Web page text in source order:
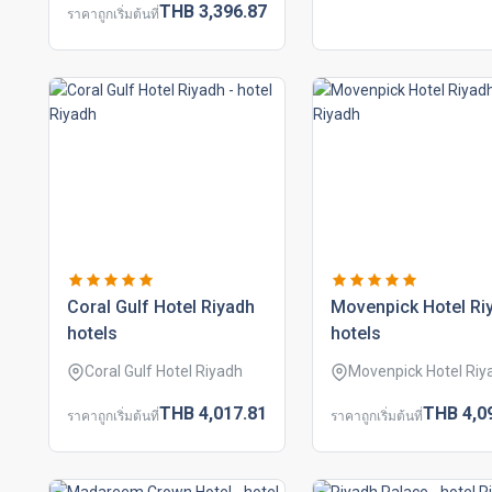
ราคาถูกเริ่มต้นที่THB 3,396.87
coral gulf hotel riyadh
hotels
Coral Gulf Hotel Riyadh
ราคาถูกเริ่มต้นที่THB 4,017.81
movenpick hotel
hotels
Movenpick Hotel
ราคาถูกเริ่มต้นที่THB